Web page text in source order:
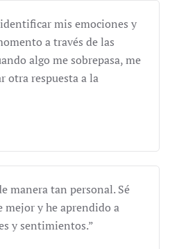
mis emociones y
a través de las
algo me sobrepasa, me
otra respuesta a la
manera tan personal. Sé
mejor y he aprendido a
y sentimientos.”